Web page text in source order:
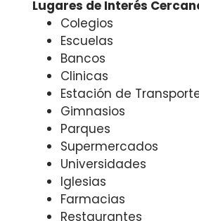
Lugares de Interés
Colegios
Escuelas
Bancos
Clinicas
Estación de
Gimnasios
Parques
Supermercados
Universidades
Iglesias
Farmacias
Restaurantes